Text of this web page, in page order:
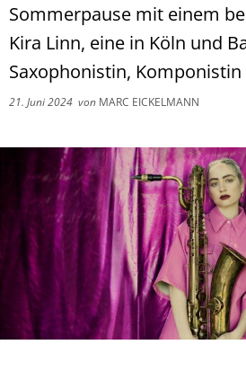
Sommerpause mit einem
Kira Linn, eine in Köln und
Saxophonistin,
21. Juni 2024 von MARC EICKELMANN